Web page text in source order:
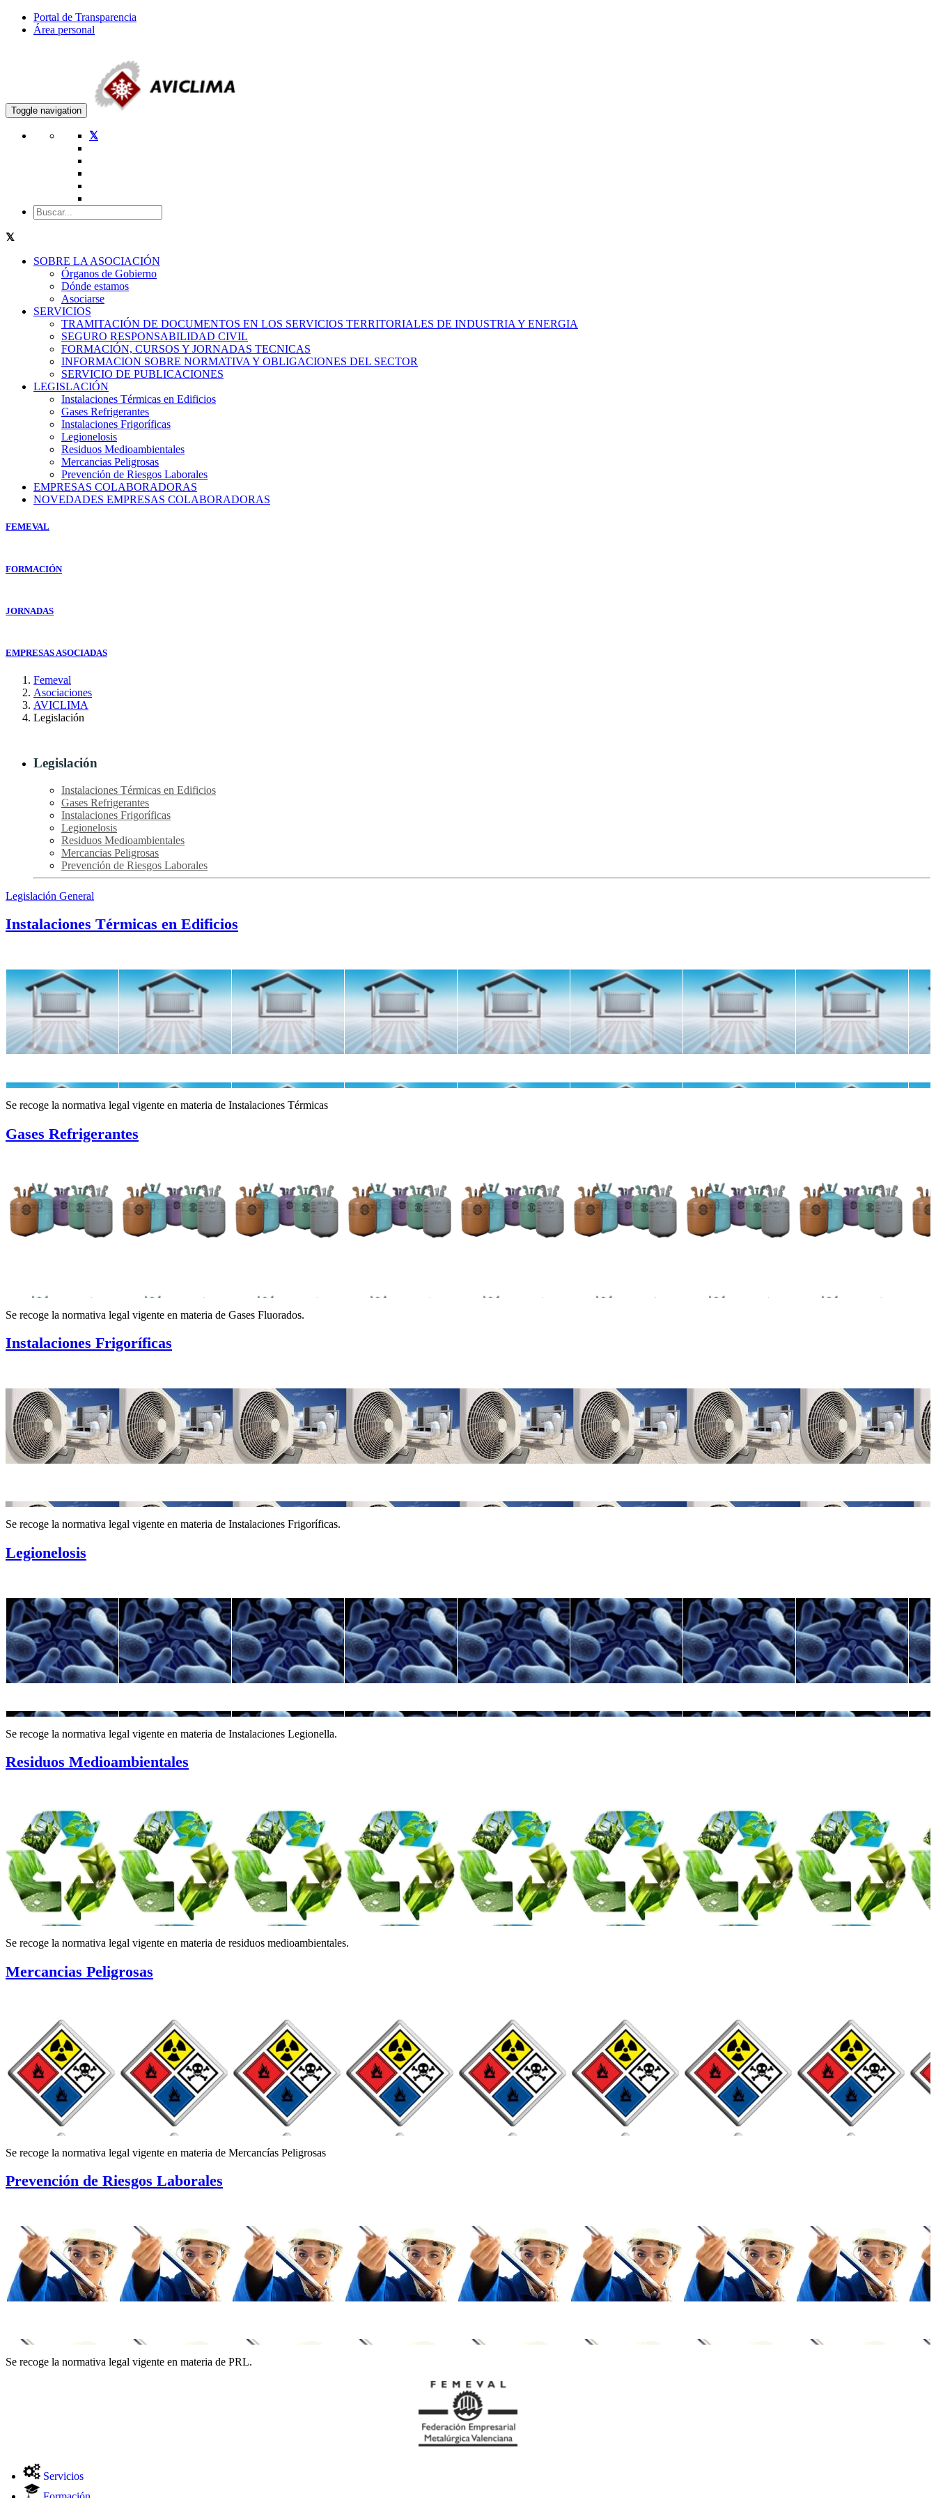
Portal de Transparencia
Área personal
Toggle navigation
SOBRE LA ASOCIACIÓN
Órganos de Gobierno
Dónde estamos
Asociarse
SERVICIOS
TRAMITACIÓN DE DOCUMENTOS EN LOS SERVICIOS TERRITORIALES DE INDUSTRIA Y ENERGIA
SEGURO RESPONSABILIDAD CIVIL
FORMACIÓN, CURSOS Y JORNADAS TECNICAS
INFORMACION SOBRE NORMATIVA Y OBLIGACIONES DEL SECTOR
SERVICIO DE PUBLICACIONES
LEGISLACIÓN
Instalaciones Térmicas en Edificios
Gases Refrigerantes
Instalaciones Frigoríficas
Legionelosis
Residuos Medioambientales
Mercancias Peligrosas
Prevención de Riesgos Laborales
EMPRESAS COLABORADORAS
NOVEDADES EMPRESAS COLABORADORAS
FEMEVAL
FORMACIÓN
JORNADAS
EMPRESAS ASOCIADAS
Femeval
Asociaciones
AVICLIMA
Legislación
Legislación
Instalaciones Térmicas en Edificios
Gases Refrigerantes
Instalaciones Frigoríficas
Legionelosis
Residuos Medioambientales
Mercancias Peligrosas
Prevención de Riesgos Laborales
Legislación General
Instalaciones Térmicas en Edificios
Se recoge la normativa legal vigente en materia de Instalaciones Térmicas
Gases Refrigerantes
Se recoge la normativa legal vigente en materia de Gases Fluorados.
Instalaciones Frigoríficas
Se recoge la normativa legal vigente en materia de Instalaciones Frigoríficas.
Legionelosis
Se recoge la normativa legal vigente en materia de Instalaciones Legionella.
Residuos Medioambientales
Se recoge la normativa legal vigente en materia de residuos medioambientales.
Mercancias Peligrosas
Se recoge la normativa legal vigente en materia de Mercancías Peligrosas
Prevención de Riesgos Laborales
Se recoge la normativa legal vigente en materia de PRL.
Servicios